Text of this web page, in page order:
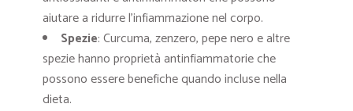
aiutare a ridurre l’infiammazione nel corpo.
Spezie: Curcuma, zenzero, pepe nero e altre
spezie hanno proprietà antinfiammatorie che
possono essere benefiche quando incluse nella
dieta.